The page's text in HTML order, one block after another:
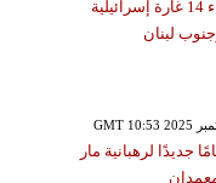
قتيلان ومصابون جراء 14 غارة إسرائيلية
لبنان
جديدًا لرهبانية مار